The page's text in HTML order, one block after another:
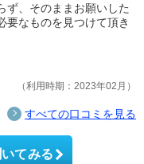
ず、そのままお願いした
要なものを見つけて頂き
利用時期：2023年02月
すべての口コミを見る
てみる